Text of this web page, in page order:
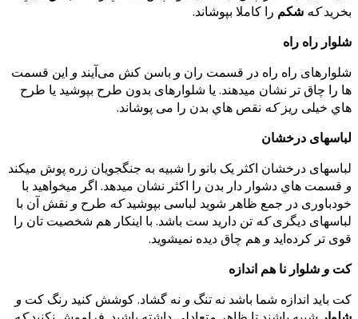
بخریدکه شکم را کاملا بپوشاند.
شلوار راه راه
شلوارهای راه راه در قسمت ران و باسن کش می‌آیند و این قسمت
ها را چاق تر نشان میدهند. یا شلوارهای بدون طرح بپوشید یا طرح
هاي خیلی ریزکه نقص هاي بدن را می پوشاند.
لباسهای درخشان
لباسهای درخشان اکثر یک بانو را شبیه به جنگجویان زره پوش میکند
و قسمت هاي دشوار دار بدن را اکثر نشان میدهد. اگر میخواهید با
خودباوری در جمع ظاهر شوید لباسی بپوشیدکه طرح و نقش آن با
لباسهای دیگریکه تن دارید ست باشد. با اینکار هم شخصیت تان را
قوی تر کرده‌اید و هم چاق دیده نمیشوید.
کت و شلوار نا هم اندازه
کت باید اندازه شما باشد نه تنگ و نه گشاد. کوشش کنید رنگ کت و